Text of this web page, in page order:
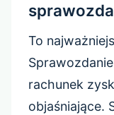
To
rachunek
objaśniające.